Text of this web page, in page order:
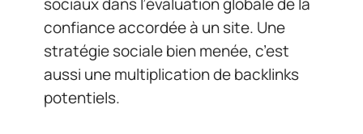
confiance accordée à un site. Une
stratégie sociale bien menée, c’est
aussi une multiplication de backlinks
potentiels.